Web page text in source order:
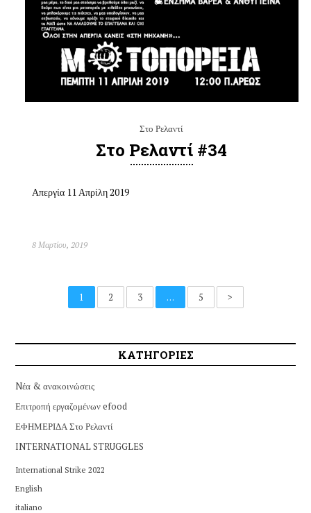
Στο Ρελαντί
Στο Ρελαντί #34
Απεργία 11 Απρίλη 2019
8 Μαρτίου, 2019
1 2 3 … 5 >
ΚΑΤΗΓΟΡΙΕΣ
Nέα & ανακοινώσεις
Επιτροπή εργαζομένων efood
ΕΦΗΜΕΡΙΔΑ Στο Ρελαντί
INTERNATIONAL STRUGGLES
International Strike 2022
English
italiano